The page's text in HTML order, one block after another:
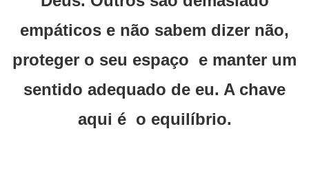
empáticos e não sabem dizer não,
proteger o seu espaço e manter um
sentido adequado de eu. A chave
aqui é o equilíbrio.